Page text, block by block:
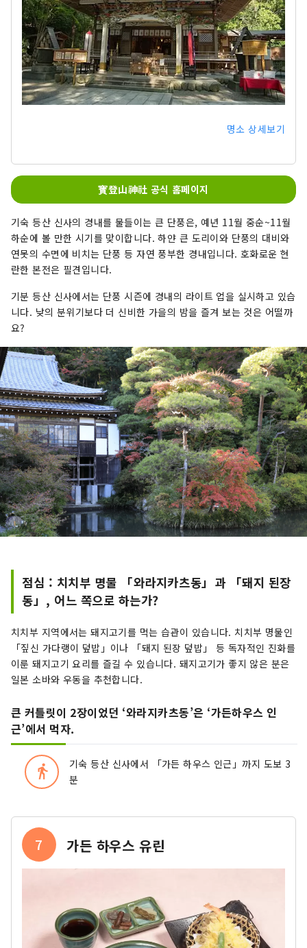
명소 상세보기
寳登山神社 공식 홈페이지
기숙 등산 신사의 경내를 물들이는 큰 단풍은, 예년 11월 중순~11월
하순에 볼 만한 시기를 맞이합니다. 하얀 큰 도리이와 단풍의 대비와
연못의 수면에 비치는 단풍 등 자연 풍부한 경내입니다. 호화로운 현
란한 본전은 필견입니다.
기분 등산 신사에서는 단풍 시즌에 경내의 라이트 업을 실시하고 있습
니다. 낮의 분위기보다 더 신비한 가을의 밤을 즐겨 보는 것은 어떨까
요?
점심 : 치치부 명물 「와라지카츠동」과 「돼지 된장
동」, 어느 쪽으로 하는가?
치치부 지역에서는 돼지고기를 먹는 습관이 있습니다. 치치부 명물인
「짚신 가다랭이 덮밥」이나 「돼지 된장 덮밥」 등 독자적인 진화를
이룬 돼지고기 요리를 즐길 수 있습니다. 돼지고기가 좋지 않은 분은
일본 소바와 우동을 추천합니다.
큰 커틀릿이 2장이었던 ‘와라지카츠동’은 ‘가든하우스 인
근’에서 먹자.
directions_walk
기숙 등산 신사에서 「가든 하우스 인근」까지 도보 3
분
7 가든 하우스 유린